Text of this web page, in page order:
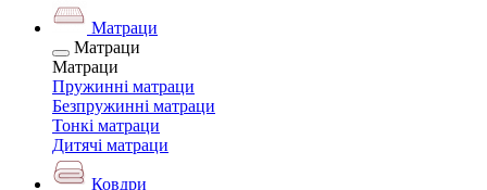
Матраци
Матраци
Матраци
Пружинні матраци
Безпружинні матраци
Тонкі матраци
Дитячі матраци
Ковдри